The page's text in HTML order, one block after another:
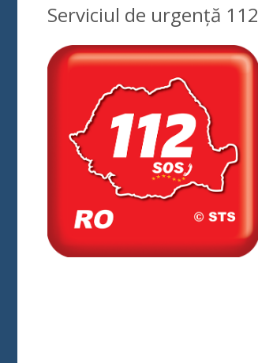
Serviciul de urgență 112